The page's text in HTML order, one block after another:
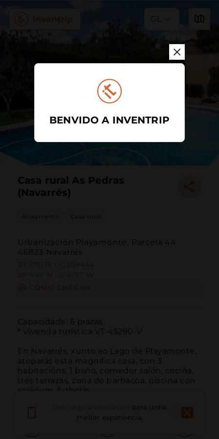
GL
Casa rural As Pedras
(Navarrés)
Aloxamento Casa rural
Urbanización Playamonte, Parcela 44
46823 Navarrés
Capacidade: 6 prazas
* Vivenda turística VT-45290-V
En Navarrés, xunto ao Lago de Playamonte,
atoparás esta magnífica casa, con 3
habitacións, 1 baño, comedor salón, cociña,
tres terrazas, zona de barbacoa, piscina con
solárium, futbolín.
para unha
mellor experiencia
BENVIDO A INVENTRIP